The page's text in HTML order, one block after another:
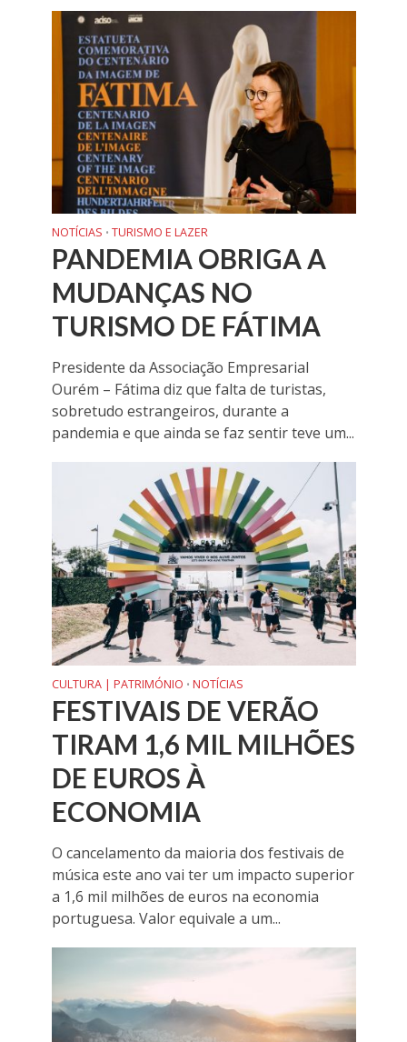
NOTÍCIAS • TURISMO E LAZER
PANDEMIA OBRIGA A
MUDANÇAS NO
TURISMO DE FÁTIMA
Presidente da Associação Empresarial
Ourém – Fátima diz que falta de turistas,
sobretudo estrangeiros, durante a
pandemia e que ainda se faz sentir teve um...
CULTURA | PATRIMÓNIO • NOTÍCIAS
FESTIVAIS DE VERÃO
TIRAM 1,6 MIL MILHÕES
DE EUROS À
ECONOMIA
O cancelamento da maioria dos festivais de
música este ano vai ter um impacto superior
a 1,6 mil milhões de euros na economia
portuguesa. Valor equivale a um...